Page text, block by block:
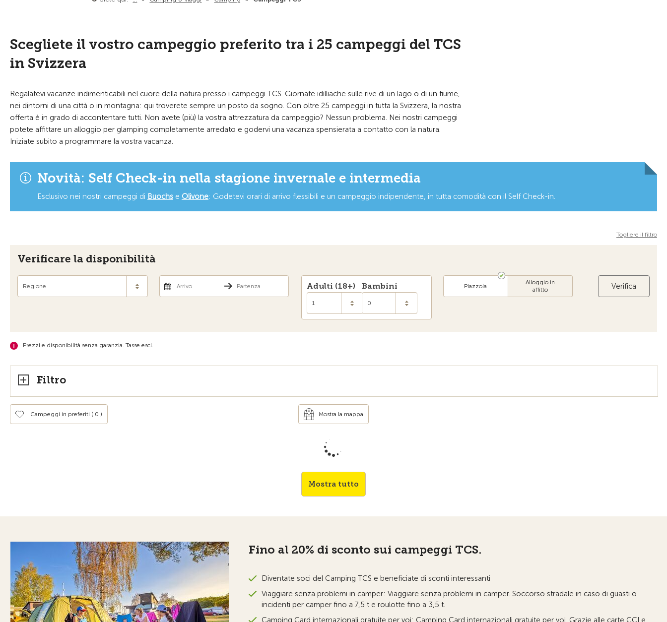
Scegliete il vostro campeggio preferito tra i 25 campeggi del TCS
in Svizzera
Regalatevi vacanze indimenticabili nel cuore della natura presso i campeggi TCS. Giornate idilliache sulle rive di un lago o di un fiume,
nei dintorni di una città o in montagna: qui troverete sempre un posto da sogno. Con oltre 25 campeggi in tutta la Svizzera, la nostra
offerta è in grado di accontentare tutti. Non avete (più) la vostra attrezzatura da campeggio? Nessun problema. Nei nostri campeggi
potete affittare un alloggio per glamping completamente arredato e godervi una vacanza spensierata a contatto con la natura.
Iniziate subito a programmare la vostra vacanza.
Novità: Self Check-in nella stagione invernale e intermedia
Esclusivo nei nostri campeggi di Buochs e Olivone: Godetevi orari di arrivo flessibili e un campeggio indipendente, in tutta comodità con il Self Check-in.
Togliere il filtro
Verificare la disponibilità
Regione Adulti (18+)
1
Bambini
0
Piazzola
Alloggio in
affitto
Verifica
Prezzi e disponibilità senza garanzia. Tasse escl.
Filtro
Campeggi in preferiti ( 0 ) Mostra la mappa
Mostra tutto
Fino al 20% di sconto sui campeggi TCS.
Diventate soci del Camping TCS e beneficiate di sconti interessanti
Viaggiare senza problemi in camper: Viaggiare senza problemi in camper. Soccorso stradale in caso di guasti o
incidenti per camper fino a 7,5 t e roulotte fino a 3,5 t.
Camping Card internazionali gratuite per voi: Camping Card internazionali gratuite per voi. Grazie alle carte CCI e